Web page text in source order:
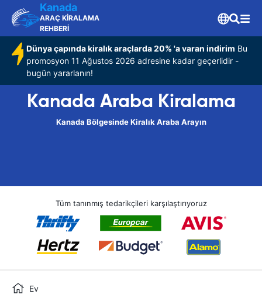
Kanada
ARAÇ KİRALAMA
REHBERİ
Dünya çapında kiralık araçlarda 20% 'a varan indirim Bu
promosyon 11 Ağustos 2026 adresine kadar geçerlidir -
bugün yararlanın!
Kanada Araba Kiralama
Kanada Bölgesinde Kiralık Araba Arayın
Tüm tanınmış tedarikçileri karşılaştırıyoruz
Ev